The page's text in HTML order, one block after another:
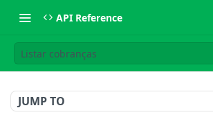
API Reference
Listar cobranças
JUMP TO